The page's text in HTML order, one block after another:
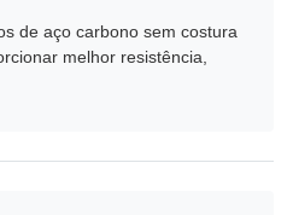
de aço carbono sem costura
melhor resistência,